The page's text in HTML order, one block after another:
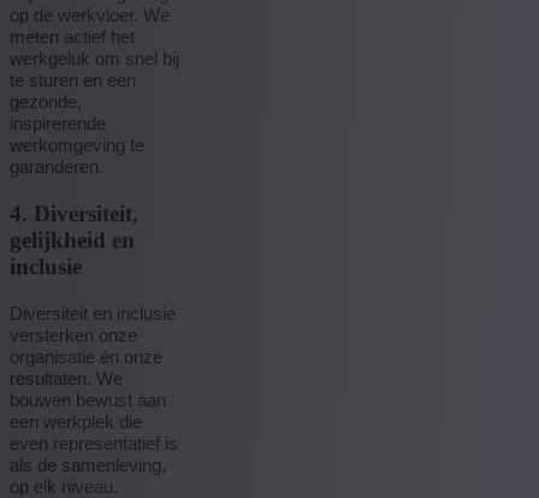
op de werkvloer. We
meten actief het
werkgeluk om snel bij
te sturen en een
gezonde,
inspirerende
werkomgeving te
garanderen.
4. Diversiteit,
gelijkheid en
inclusie
Diversiteit en inclusie
versterken onze
organisatie én onze
resultaten. We
bouwen bewust aan
een werkplek die
even representatief is
als de samenleving,
op elk niveau.